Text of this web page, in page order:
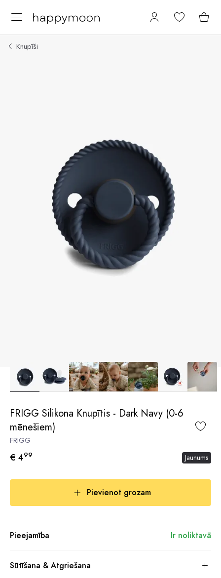
Knupīši
FRIGG Silikona Knupītis - Dark Navy (0-6
mēnešiem)
FRIGG
€ 499 Jaunums
Pievienot grozam
Pieejamība Ir noliktavā
Sūtīšana & Atgriešana